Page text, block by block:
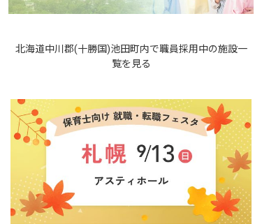
北海道中川郡(十勝国)池田町内で職員採用中の施設一
覧を見る